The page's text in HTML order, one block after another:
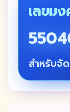
เลขม
สำหรับจั